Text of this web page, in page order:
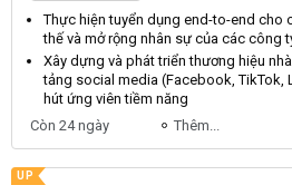
Thực hiệntuyển dụng end-to-end cho
thế và mở rộng nhân sự của các công
Xây dựng và phát triển thương hiệu
tảng social media (Facebook, TikTok,
hút ứng viên tiềm năng
Còn 24 ngày
Thêm...
UP